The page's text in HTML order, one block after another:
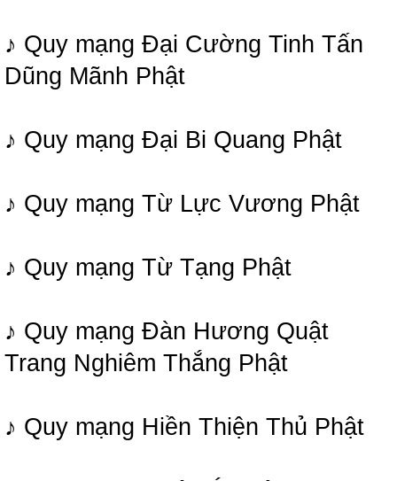
♪ Quy mạng Đại Cường Tinh Tấn
Dũng Mãnh Phật
♪ Quy mạng Đại Bi Quang Phật
♪ Quy mạng Từ Lực Vương Phật
♪ Quy mạng Từ Tạng Phật
♪ Quy mạng Đàn Hương Quật
Trang Nghiêm Thắng Phật
♪ Quy mạng Hiền Thiện Thủ Phật